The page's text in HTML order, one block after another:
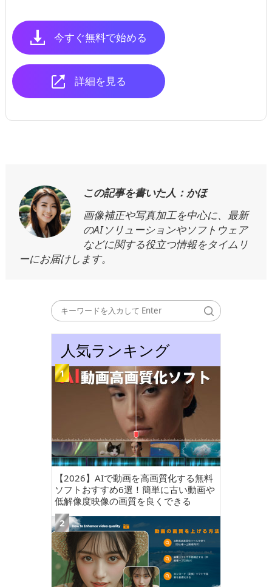
今すぐ無料で始める
詳細を見る
この記事を書いた人：かほ
画像補正や写真加工を中心に、最新
のAIソリューションやソフトウェア
などに関する役立つ情報をタイムリ
ーにお届けします。
人気ランキング
【2026】AIで動画を高画質化する無料
ソフトおすすめ6選！簡単に古い動画や
低解像度映像の画質を良くできる